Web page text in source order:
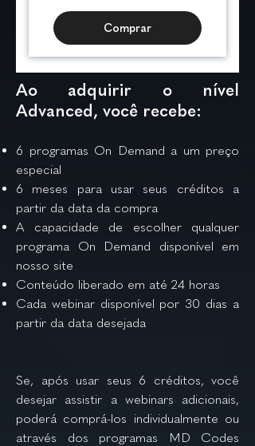
Comprar
Ao adquirir o nível
Advanced, você recebe:
6 programas On Demand a um preço
especial
6 meses para usar seus créditos a
partir da data da compra
A capacidade de escolher qualquer
programa On Demand disponível em
nosso site
Conteúdo liberado em até 24 horas
Cada webinar disponível por 30 dias a
partir da data desejada
Se, após usar seus 6 créditos, você
desejar assistir a webinars adicionais,
poderá comprá-los individualmente ou
através dos programas MD Codes